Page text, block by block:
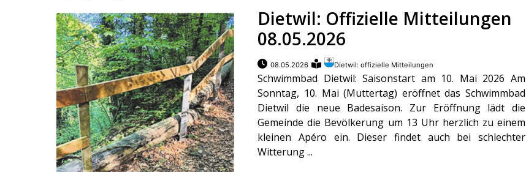
Dietwil: Offizielle Mitteilungen
08.05.2026
08.05.2026 Dietwil: offizielle Mitteilungen
Schwimmbad Dietwil: Saisonstart am 10. Mai 2026 Am
Sonntag, 10. Mai (Muttertag) eröffnet das Schwimmbad
Dietwil die neue Badesaison. Zur Eröffnung lädt die
Gemeinde die Bevölkerung um 13 Uhr herzlich zu einem
kleinen Apéro ein. Dieser findet auch bei schlechter
Witterung ...